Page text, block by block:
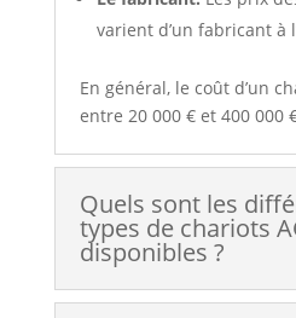
varient d’un fabricant à
En général, le coût d’un
entre 20 000 € et 400 000
Quels sont les
types de chariots
disponibles ?